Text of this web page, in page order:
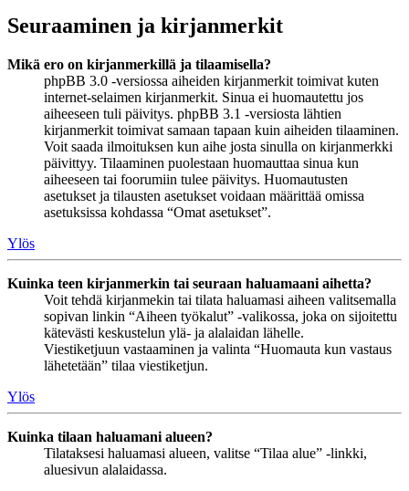
Seuraaminen ja kirjanmerkit
Mikä ero on kirjanmerkillä ja tilaamisella?
phpBB 3.0 -versiossa aiheiden kirjanmerkit toimivat kuten
internet-selaimen kirjanmerkit. Sinua ei huomautettu jos
aiheeseen tuli päivitys. phpBB 3.1 -versiosta lähtien
kirjanmerkit toimivat samaan tapaan kuin aiheiden tilaaminen.
Voit saada ilmoituksen kun aihe josta sinulla on kirjanmerkki
päivittyy. Tilaaminen puolestaan huomauttaa sinua kun
aiheeseen tai foorumiin tulee päivitys. Huomautusten
asetukset ja tilausten asetukset voidaan määrittää omissa
asetuksissa kohdassa “Omat asetukset”.
Ylös
Kuinka teen kirjanmerkin tai seuraan haluamaani aihetta?
Voit tehdä kirjanmekin tai tilata haluamasi aiheen valitsemalla
sopivan linkin “Aiheen työkalut” -valikossa, joka on sijoitettu
kätevästi keskustelun ylä- ja alalaidan lähelle.
Viestiketjuun vastaaminen ja valinta “Huomauta kun vastaus
lähetetään” tilaa viestiketjun.
Ylös
Kuinka tilaan haluamani alueen?
Tilataksesi haluamasi alueen, valitse “Tilaa alue” -linkki,
aluesivun alalaidassa.